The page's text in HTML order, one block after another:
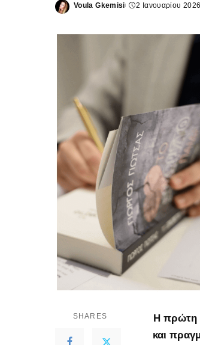
Posted
Voula Gkemisi 2 Ιανουαρίου 2026
SHARES
Η πρώτη
και